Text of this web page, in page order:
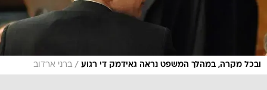
ובכל מקרה, במהלך המשפט נראה גאידמק די רגוע / ברני ארדוב